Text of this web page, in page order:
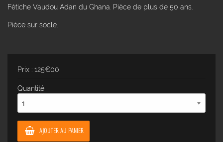
Fétiche Vaudou Adan du Ghana. Pièce de plus de 50 ans.
Pièce sur socle.
Prix : 125€00
Quantité
AJOUTER AU PANIER